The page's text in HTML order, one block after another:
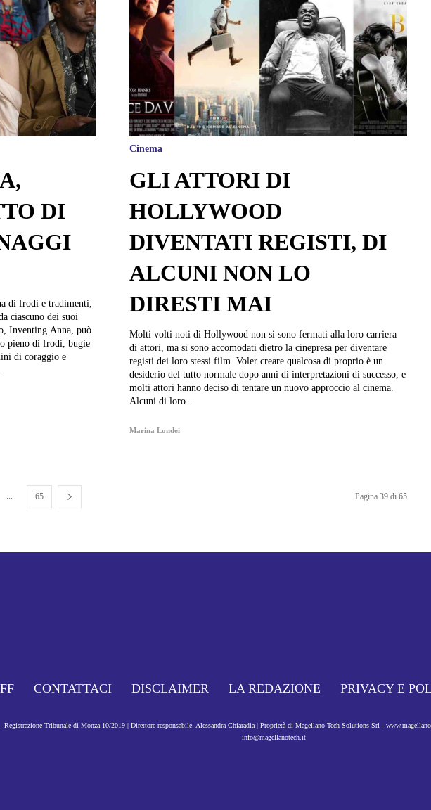
DI
di frodi e tradimenti,
ciascuno dei suoi
pieno di frodi, bugie
di coraggio e
Cinema
GLI ATTORI DI
HOLLYWOOD
DIVENTATI REGISTI, DI
ALCUNI NON LO
DIRESTI MAI
Molti volti noti di Hollywood non si sono fermati alla loro carriera
di attori, ma si sono accomodati dietro la cinepresa per diventare
registi dei loro stessi film. Voler creare qualcosa di proprio è un
desiderio del tutto normale dopo anni di interpretazioni di successo, e
molti attori hanno deciso di tentare un nuovo approccio al cinema.
Alcuni di loro...
Marina Londei
... 65 Pagina 39 di 65
CONTATTACI DISCLAIMER LA REDAZIONE PRIVACY E
Tribunale di Monza 10/2019 | Direttore responsabile: Alessandra Chiaradia | Proprietà di Magellano Tech Solutions Srl -
info@magellanotech.it